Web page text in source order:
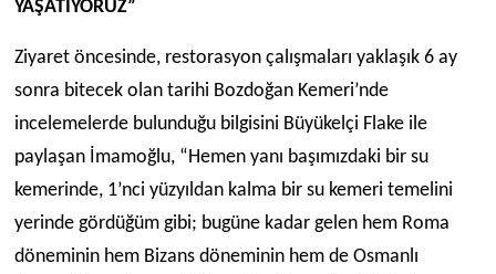
YAŞATIYORUZ”
Ziyaret öncesinde, restorasyon çalışmaları yaklaşık 6 ay
sonra bitecek olan tarihi Bozdoğan Kemeri’nde
incelemelerde bulunduğu bilgisini Büyükelçi Flake ile
paylaşan İmamoğlu, “Hemen yanı başımızdaki bir su
kemerinde, 1’nci yüzyıldan kalma bir su kemeri temelini
yerinde gördüğüm gibi; bugüne kadar gelen hem Roma
döneminin hem Bizans döneminin hem de Osmanlı